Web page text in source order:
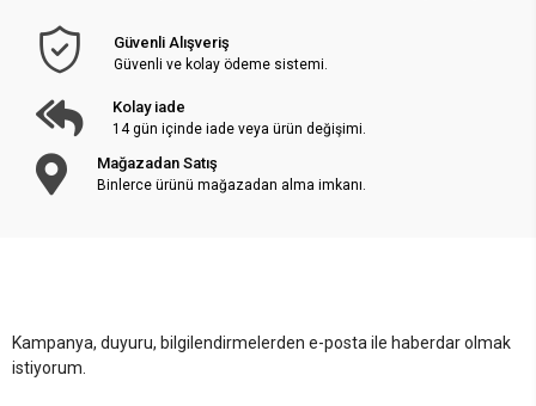
Güvenli Alışveriş
Güvenli ve kolay ödeme sistemi.
Kolay iade
14 gün içinde iade veya ürün değişimi.
Mağazadan Satış
Binlerce ürünü mağazadan alma imkanı.
Kampanya, duyuru, bilgilendirmelerden e-posta ile haberdar olmak
istiyorum.